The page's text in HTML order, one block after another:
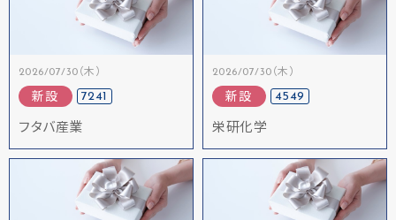
2026/07/30（木）
新設 7241
フタバ産業
2026/07/30（木）
新設 4549
栄研化学